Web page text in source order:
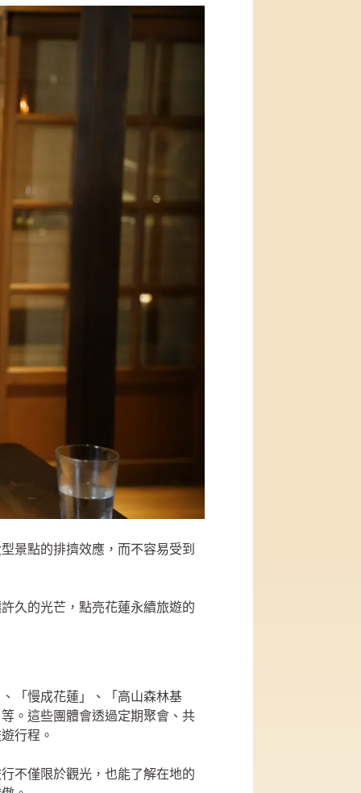
景點的排擠效應，而不容易受到
久的光芒，點亮花蓮永續旅遊的
「慢成花蓮」、「高山森林基
。這些團體會透過定期聚會、共
行程。
不僅限於觀光，也能了解在地的